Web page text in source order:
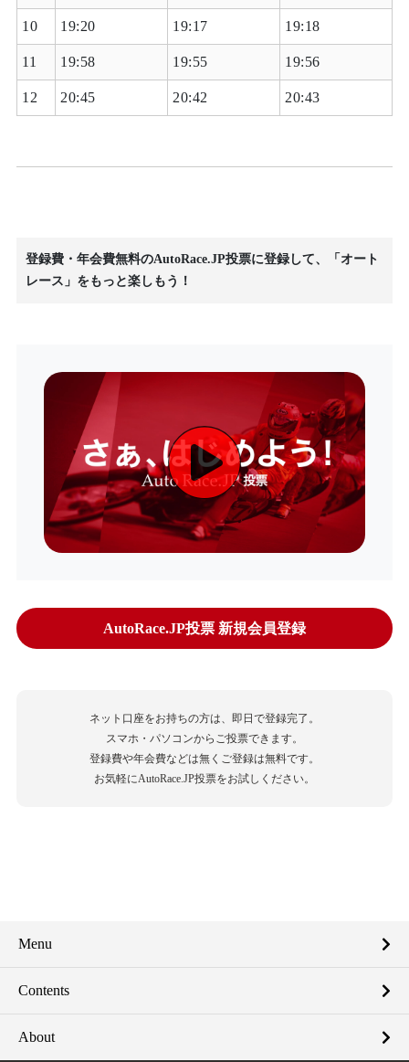
10 19:20 19:17 19:18
11 19:58 19:55 19:56
12 20:45 20:42 20:43
登録費・年会費無料のAutoRace.JP投票に登録して、「オート
レース」をもっと楽しもう！
AutoRace.JP投票 新規会員登録
ネット口座をお持ちの方は、即日で登録完了。
スマホ・パソコンからご投票できます。
登録費や年会費などは無くご登録は無料です。
お気軽にAutoRace.JP投票をお試しください。
Menu
Contents
About